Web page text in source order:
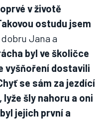
v životě
ostudu jsem
Jana a
byl ve školičce
vyšňoření dostavili
se sám za jezdící
šly nahoru a oni
jejich první a